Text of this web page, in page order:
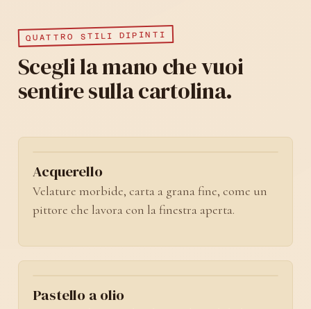
QUATTRO STILI DIPINTI
Scegli la mano che vuoi
sentire sulla cartolina.
Acquerello
Velature morbide, carta a grana fine, come un
pittore che lavora con la finestra aperta.
Pastello a olio